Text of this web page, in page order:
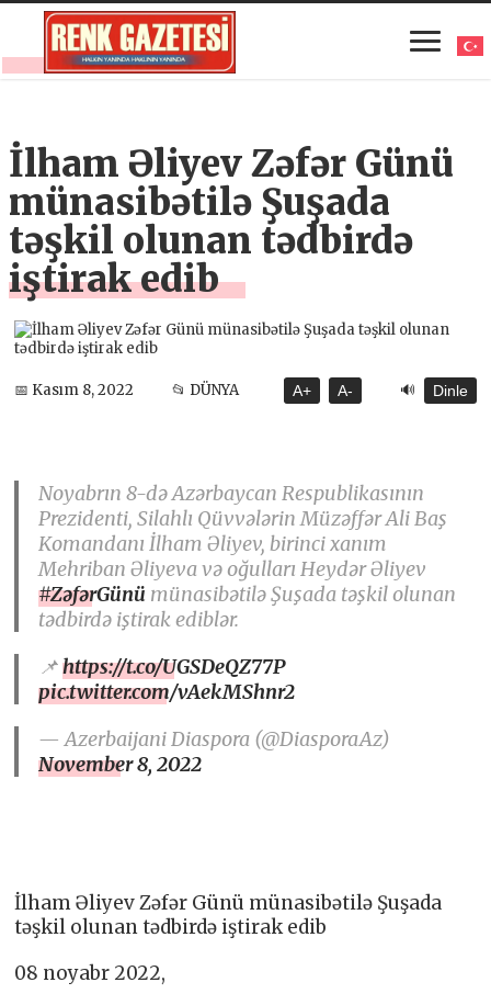
İlham Əliyev Zəfər Günü
münasibətilə Şuşada
təşkil olunan tədbirdə
iştirak edib
📅 Kasım 8, 2022 📂 DÜNYA A+ A- 🔊 Dinle
Noyabrın 8-də Azərbaycan Respublikasının
Prezidenti, Silahlı Qüvvələrin Müzəffər Ali Baş
Komandanı İlham Əliyev, birinci xanım
Mehriban Əliyeva və oğulları Heydər Əliyev
#ZəfərGünü münasibətilə Şuşada təşkil olunan
tədbirdə iştirak ediblər.
📌https://t.co/UGSDeQZ77P
pic.twitter.com/vAekMShnr2
— Azerbaijani Diaspora (@DiasporaAz)
November 8, 2022
İlham Əliyev Zəfər Günü münasibətilə Şuşada
təşkil olunan tədbirdə iştirak edib
08 noyabr 2022,